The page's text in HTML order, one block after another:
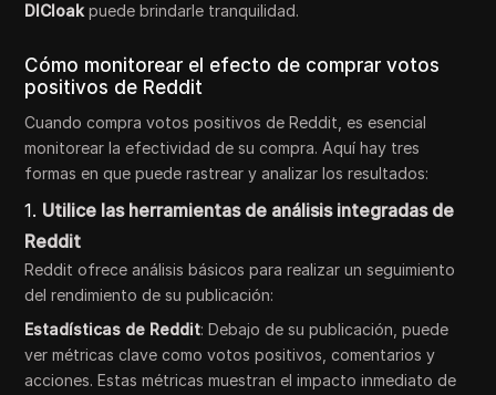
DICloakpuede brindarle tranquilidad.
Cómo monitorear el efecto de comprar votos
positivos de Reddit
Cuando compra votos positivos de Reddit, es esencial
monitorear la efectividad de su compra. Aquí hay tres
formas en que puede rastrear y analizar los resultados:
1. Utilice las herramientas de análisis integradas de
Reddit
Reddit ofrece análisis básicos para realizar un seguimiento
del rendimiento de su publicación:
Estadísticas de Reddit: Debajo de su publicación, puede
ver métricas clave como votos positivos, comentarios y
acciones. Estas métricas muestran el impacto inmediato de